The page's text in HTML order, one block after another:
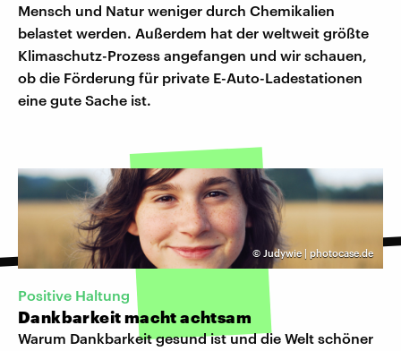
Mensch und Natur weniger durch Chemikalien
belastet werden. Außerdem hat der weltweit größte
Klimaschutz-Prozess angefangen und wir schauen,
ob die Förderung für private E-Auto-Ladestationen
eine gute Sache ist.
© Judywie | photocase.de
Positive Haltung
Dankbarkeit macht achtsam
Warum Dankbarkeit gesund ist und die Welt schöner